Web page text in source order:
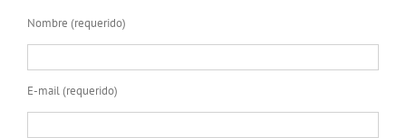
Nombre (requerido)
E-mail (requerido)